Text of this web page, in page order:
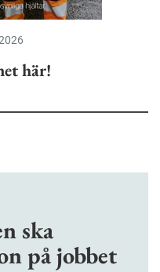
här!
ska
på jobbet